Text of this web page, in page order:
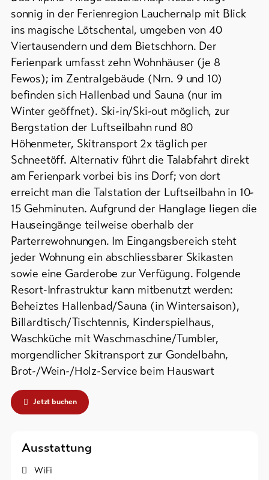
&
Service
Aktuelles
Webcams
Wetter
DEENFR
/
Zeltplätze
Berghütten
/
Gasthäuser
Weitere
Unterkünfte
Shops
Zur
Übersicht
Skipässe
Bike-
Gutscheine
Souvenirs
sonnig in der Ferienregion Lauchernalp mit Blick
ins magische Lötschental, umgeben von 40
Viertausendern und dem Bietschhorn. Der
Ferienpark umfasst zehn Wohnhäuser (je 8
Fewos); im Zentralgebäude (Nrn. 9 und 10)
befinden sich Hallenbad und Sauna (nur im
Winter geöffnet). Ski-in/Ski-out möglich, zur
Bergstation der Luftseilbahn rund 80
Höhenmeter, Skitransport 2x täglich per
Schneetöff. Alternativ führt die Talabfahrt direkt
am Ferienpark vorbei bis ins Dorf; von dort
erreicht man die Talstation der Luftseilbahn in 10-
15 Gehminuten. Aufgrund der Hanglage liegen die
Hauseingänge teilweise oberhalb der
Parterrewohnungen. Im Eingangsbereich steht
jeder Wohnung ein abschliessbarer Skikasten
sowie eine Garderobe zur Verfügung. Folgende
Resort-Infrastruktur kann mitbenutzt werden:
Beheiztes Hallenbad/Sauna (in Wintersaison),
Billardtisch/Tischtennis, Kinderspielhaus,
Waschküche mit Waschmaschine/Tumbler,
morgendlicher Skitransport zur Gondelbahn,
Brot-/Wein-/Holz-Service beim Hauswart
Jetzt buchen
Ausstattung
WiFi